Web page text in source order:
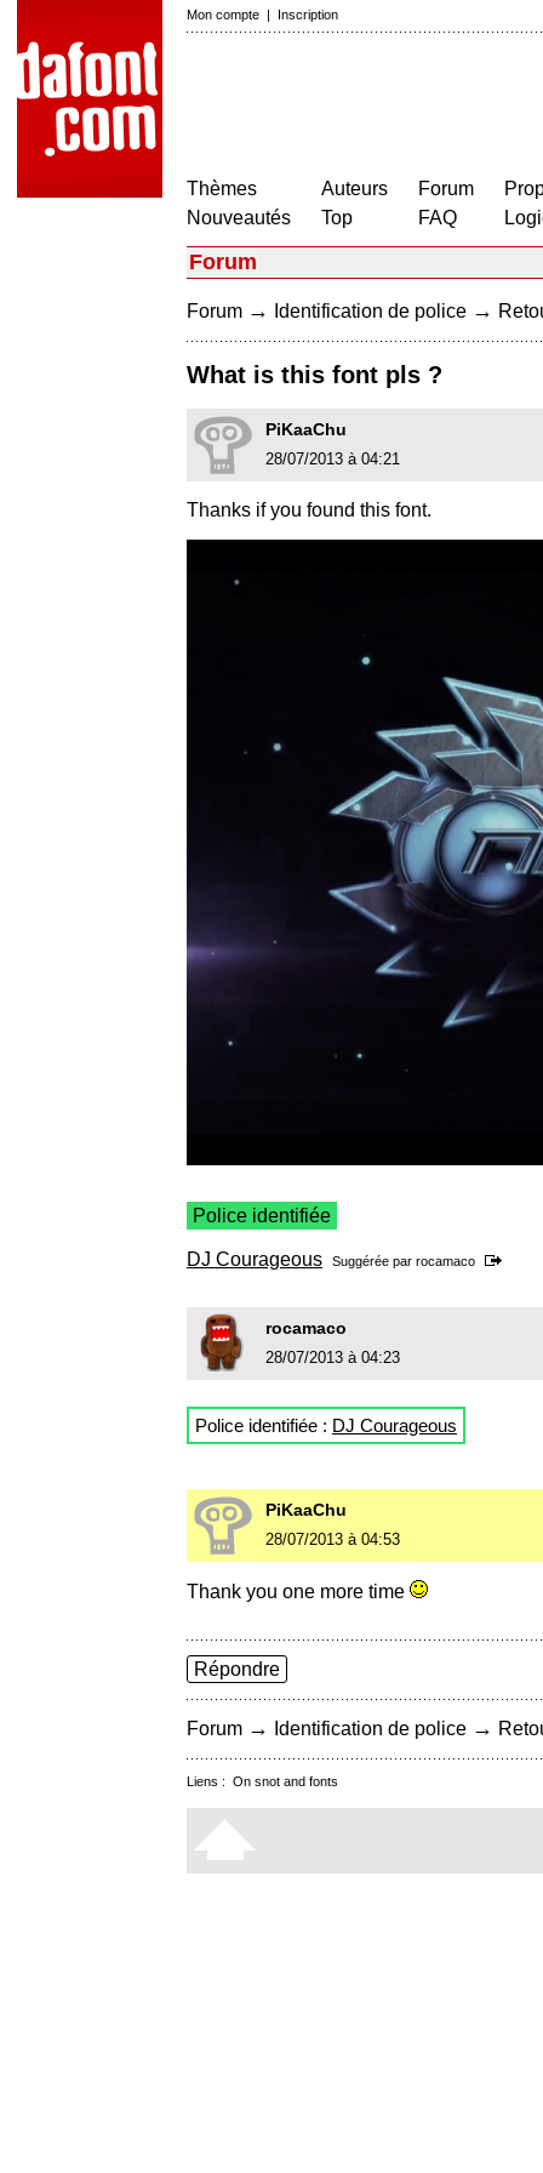
Mon compte | Inscription
Thèmes
Nouveautés
Auteurs
Top
Forum
FAQ
Forum
Forum → Identification de police →
What is this font pls ?
PiKaaChu
28/07/2013 à 04:21
Thanks if you found this font.
Police identifiée
DJ Courageous Suggérée par rocamaco
rocamaco
28/07/2013 à 04:23
Police identifiée : DJ Courageous
PiKaaChu
28/07/2013 à 04:53
Thank you one more time
Répondre
Forum → Identification de police →
Liens : On snot and fonts